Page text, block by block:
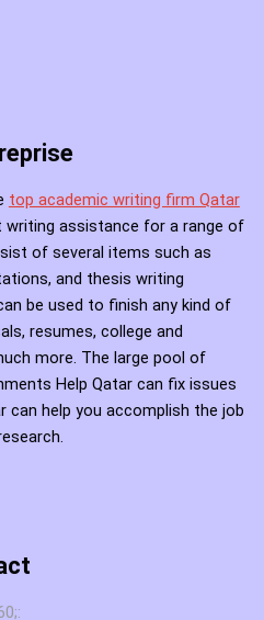
top academic writing firm Qatar
assistance for a range of
of several items such as
and thesis writing
be used to finish any kind of
resumes, college and
more. The large pool of
Help Qatar can fix issues
can help you accomplish the job